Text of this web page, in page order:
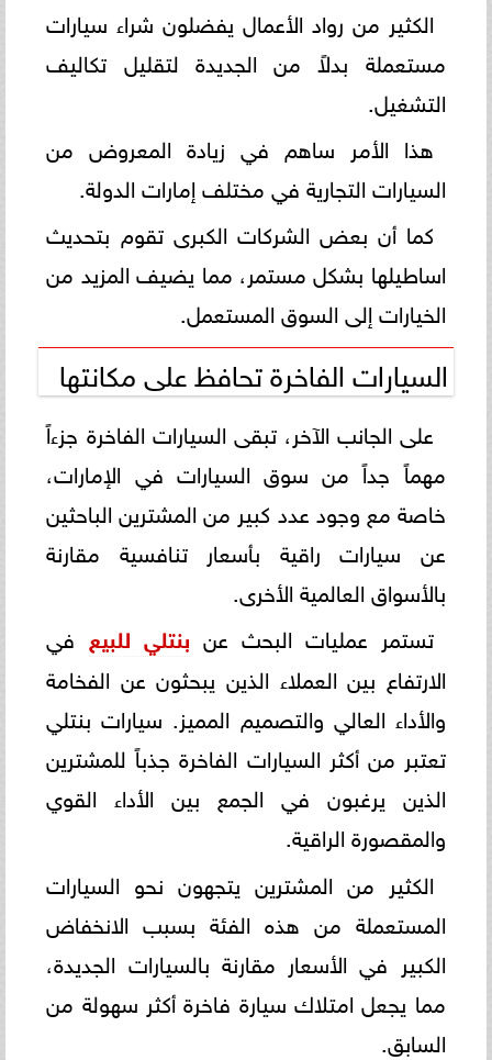
الكثير من رواد الأعمال يفضلون شراء سيارات
مستعملة بدلاً من الجديدة لتقليل تكاليف
التشغيل.
هذا الأمر ساهم في زيادة المعروض من
السيارات التجارية في مختلف إمارات الدولة.
كما أن بعض الشركات الكبرى تقوم بتحديث
اساطيلها بشكل مستمر، مما يضيف المزيد من
الخيارات إلى السوق المستعمل.
السيارات الفاخرة تحافظ على مكانتها
على الجانب الآخر، تبقى السيارات الفاخرة جزءاً
مهماً جداً من سوق السيارات في الإمارات،
خاصة مع وجود عدد كبير من المشترين الباحثين
عن سيارات راقية بأسعار تنافسية مقارنة
بالأسواق العالمية الأخرى.
تستمر عمليات البحث عن بنتلي للبيع في
الارتفاع بين العملاء الذين يبحثون عن الفخامة
والأداء العالي والتصميم المميز. سيارات بنتلي
تعتبر من أكثر السيارات الفاخرة جذباً للمشترين
الذين يرغبون في الجمع بين الأداء القوي
والمقصورة الراقية.
الكثير من المشترين يتجهون نحو السيارات
المستعملة من هذه الفئة بسبب الانخفاض
الكبير في الأسعار مقارنة بالسيارات الجديدة،
مما يجعل امتلاك سيارة فاخرة أكثر سهولة من
السابق.